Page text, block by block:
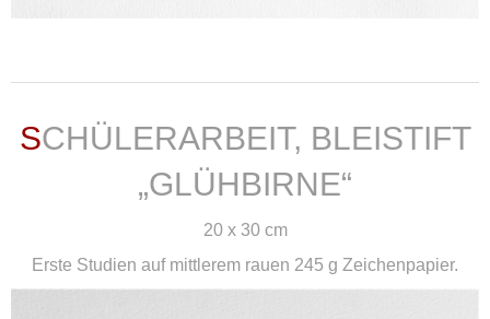
SCHÜLERARBEIT, BLEISTIFT
„GLÜHBIRNE“
20 x 30 cm
Erste Studien auf mittlerem rauen 245 g Zeichenpapier.